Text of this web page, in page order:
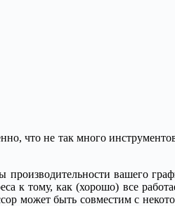
что не так много
производительности вашего
к тому, как (хорошо) все
может быть совместим с